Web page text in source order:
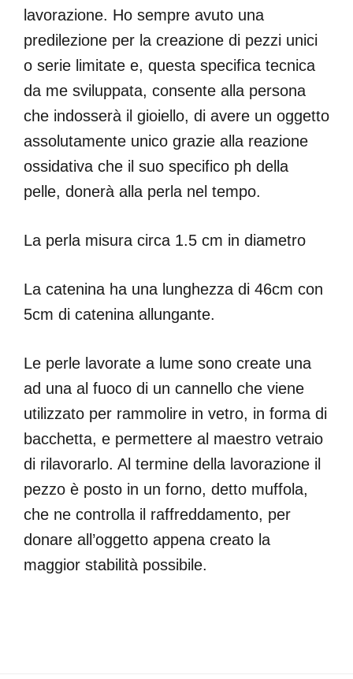
lavorazione. Ho sempre avuto una
predilezione per la creazione di pezzi unici
o serie limitate e, questa specifica tecnica
da me sviluppata, consente alla persona
che indosserà il gioiello, di avere un oggetto
assolutamente unico grazie alla reazione
ossidativa che il suo specifico ph della
pelle, donerà alla perla nel tempo.
La perla misura circa 1.5 cm in diametro
La catenina ha una lunghezza di 46cm con
5cm di catenina allungante.
Le perle lavorate a lume sono create una
ad una al fuoco di un cannello che viene
utilizzato per rammolire in vetro, in forma di
bacchetta, e permettere al maestro vetraio
di rilavorarlo. Al termine della lavorazione il
pezzo è posto in un forno, detto muffola,
che ne controlla il raffreddamento, per
donare all’oggetto appena creato la
maggior stabilità possibile.